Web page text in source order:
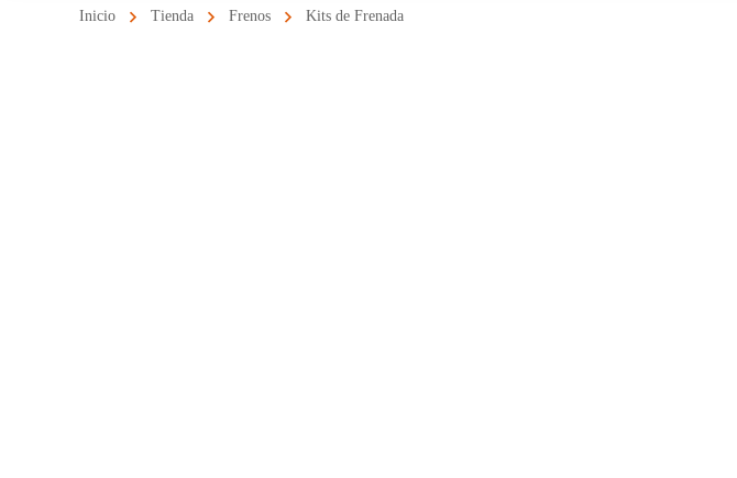
Inicio Tienda Frenos Kits de Frenada